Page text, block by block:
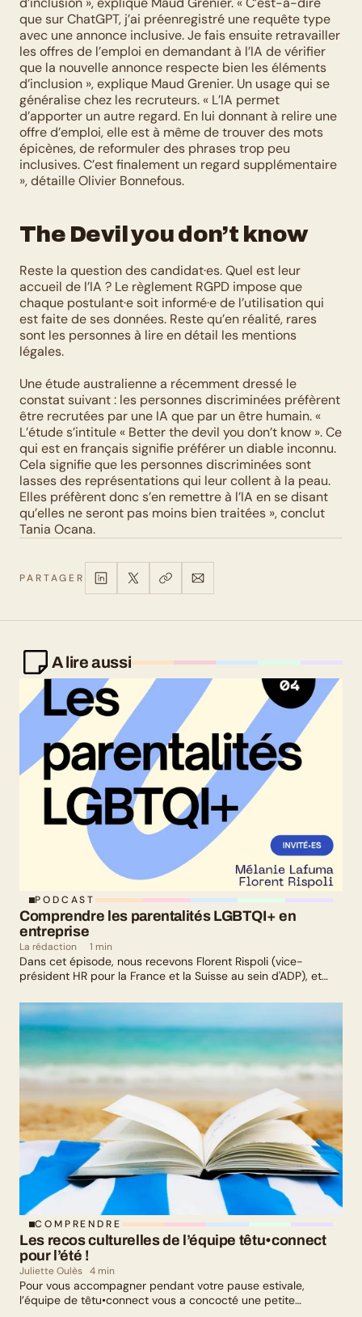
que sur ChatGPT, j’ai préenregistré une requête type
avec une annonce inclusive. Je fais ensuite retravailler
les offres de l’emploi en demandant à l’IA de vérifier
que la nouvelle annonce respecte bien les éléments
d’inclusion », explique Maud Grenier. Un usage qui se
généralise chez les recruteurs. « L’IA permet
d’apporter un autre regard. En lui donnant à relire une
offre d’emploi, elle est à même de trouver des mots
épicènes, de reformuler des phrases trop peu
inclusives. C’est finalement un regard supplémentaire
», détaille Olivier Bonnefous.
The Devil you don’t know
Reste la question des candidat·es. Quel est leur
accueil de l’IA ? Le règlement RGPD impose que
chaque postulant·e soit informé·e de l’utilisation qui
est faite de ses données. Reste qu’en réalité, rares
sont les personnes à lire en détail les mentions
légales.
Une étude australienne a récemment dressé le
constat suivant : les personnes discriminées préfèrent
être recrutées par une IA que par un être humain. «
L’étude s’intitule « Better the devil you don’t know ». Ce
qui est en français signifie préférer un diable inconnu.
Cela signifie que les personnes discriminées sont
lasses des représentations qui leur collent à la peau.
Elles préfèrent donc s’en remettre à l’IA en se disant
qu’elles ne seront pas moins bien traitées », conclut
Tania Ocana.
PARTAGER
A lire aussi
PODCAST
Comprendre les parentalités LGBTQI+ en
entreprise
La rédaction 1 min
Dans cet épisode, nous recevons Florent Rispoli (vice-
président HR pour la France et la Suisse au sein d'ADP), et
leurs parcours de parents LGBTQ+.
COMPRENDRE
Les recos culturelles de l’équipe têtu•connect
pour l’été !
Juliette Oulès 4 min
Pour vous accompagner pendant votre pause estivale,
l’équipe de têtu•connect vous a concocté une petite